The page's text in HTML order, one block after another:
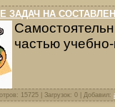
ЗАДАЧ НА
частью
15725 | Загрузок: 0 | Добавил: